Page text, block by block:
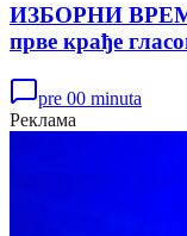
ИЗБОРНИ
прве крађе
pre 00 minuta
Реклама